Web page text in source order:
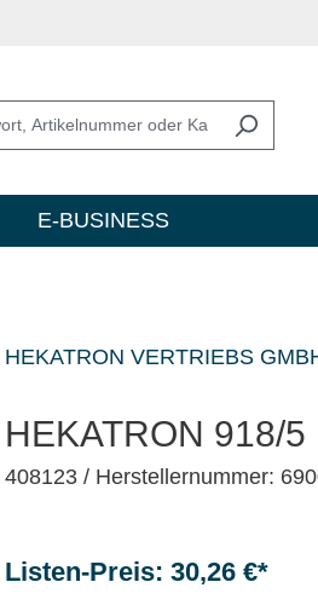
E-BUSINESS
HEKATRON VERTRIEBS
HEKATRON 918/
408123 / Herstellernummer:
Listen-Preis: 30,26 €*